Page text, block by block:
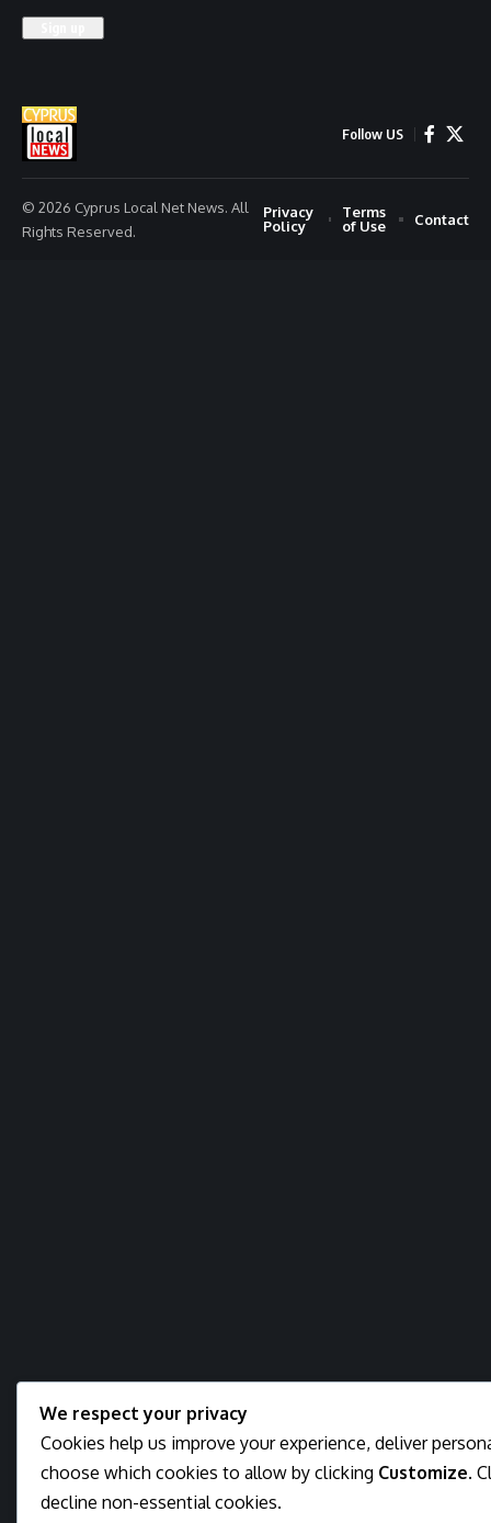
Follow US
© 2026 Cyprus Local Net News. All
Rights Reserved.
Privacy
Policy
Terms
of Use
Contact
We respect your privacy
Cookies help us improve your experience, deliver
choose which cookies to allow by clicking Customize.
decline non-essential cookies.